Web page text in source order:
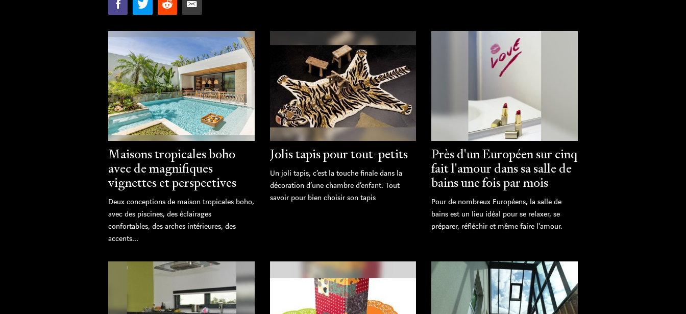
Maisons tropicales boho
avec de magnifiques
vignettes et perspectives
Deux conceptions de maison tropicales boho,
avec des piscines, des éclairages
confortables, des arches intérieures, des
accents...
Jolis tapis pour tout-petits
Un joli tapis, c’est la touche finale dans la
décoration d’une chambre d’enfant. Tout
savoir pour bien choisir son tapis
Près d'un Européen sur cinq
fait l'amour dans sa salle de
bains une fois par mois
Pour de nombreux Européens, la salle de
bains est un lieu idéal pour se relaxer, se
préparer, réfléchir et même faire l'amour.